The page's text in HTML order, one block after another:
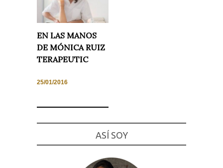
EN LAS MANOS
DE MÓNICA RUIZ
TERAPEUTIC
25/01/2016
ASÍ SOY
cookies no